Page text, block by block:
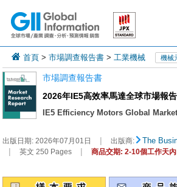
首頁 >市場調查報告書 >工業機械 機械
市場調查報告書
2026年IE5高效率馬達全球市場報告
IE5 Efficiency Motors Global
出版日期:2026年07月01日 | 出版商: The
| 英文 250 Pages | 商品交期: 2-10個工作天內